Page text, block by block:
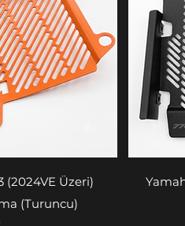
(2024VE Üzeri)
(Turuncu)